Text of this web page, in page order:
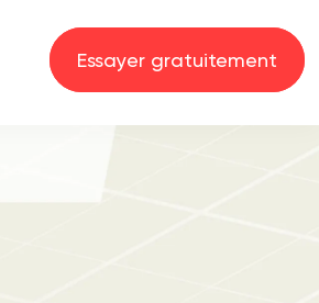
Essayer gratuitement